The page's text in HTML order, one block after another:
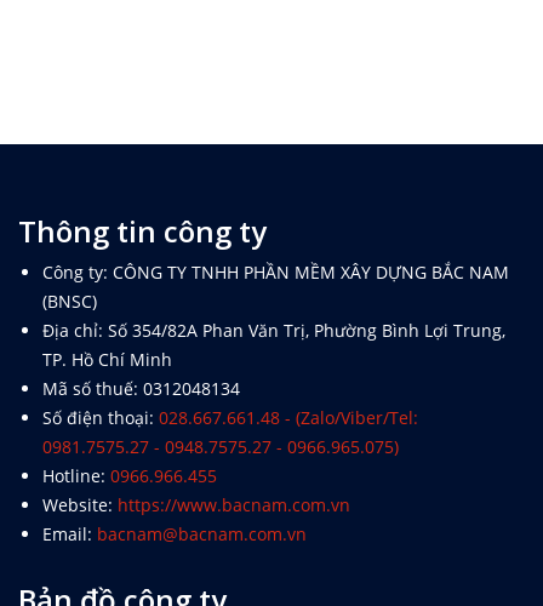
Thông tin công ty
Công ty: CÔNG TY TNHH PHẦN MỀM XÂY DỰNG BẮC NAM
(BNSC)
Địa chỉ: Số 354/82A Phan Văn Trị, Phường Bình Lợi Trung,
TP. Hồ Chí Minh
Mã số thuế: 0312048134
Số điện thoại: 028.667.661.48 - (Zalo/Viber/Tel:
0981.7575.27 - 0948.7575.27 - 0966.965.075)
Hotline: 0966.966.455
Website: https://www.bacnam.com.vn
Email: bacnam@bacnam.com.vn